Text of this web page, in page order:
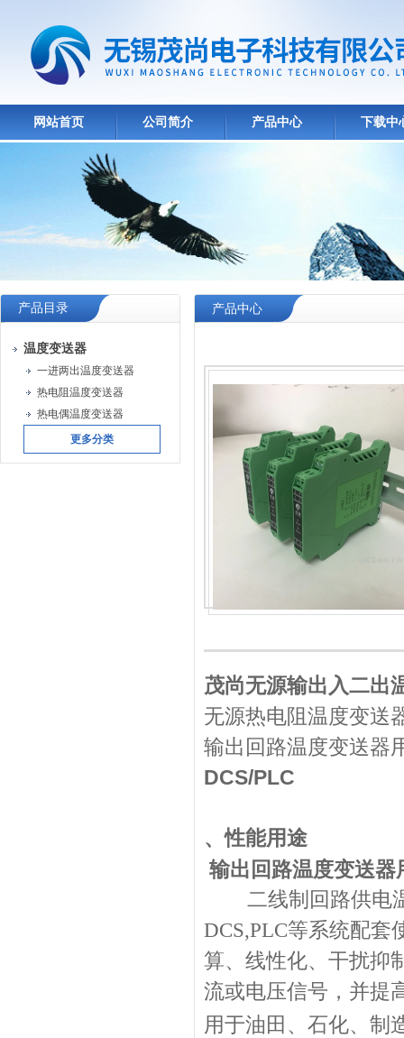
网站首页 公司简介 产品中心 下载中
产品目录
温度变送器
一进两出温度变送器
热电阻温度变送器
热电偶温度变送器
更多分类
产品中心
茂尚无源输出入二出
无源热电阻温度变送
输出回路温度变送
DCS/PLC
、性能用途
输出回路温度变送器
二线制回路供电
DCS,PLC等系统配套
算、线性化、干扰抑
流或电压信号，并提
用于油田、石化、制